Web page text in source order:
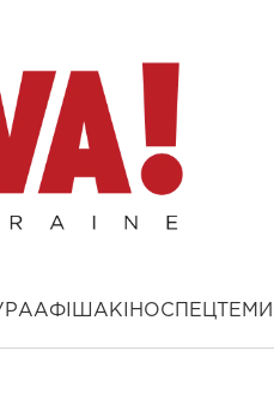
АФІША КІНОСПЕЦТЕМИ